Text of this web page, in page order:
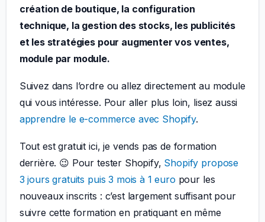
création de boutique, la configuration
technique, la gestion des stocks, les publicités
et les stratégies pour augmenter vos ventes,
module par module.
Suivez dans l’ordre ou allez directement au module
qui vous intéresse. Pour aller plus loin, lisez aussi
apprendre le e-commerce avec Shopify.
Tout est gratuit ici, je vends pas de formation
derrière. 😉 Pour tester Shopify, Shopify propose
3 jours gratuits puis 3 mois à 1 euro pour les
nouveaux inscrits : c’est largement suffisant pour
suivre cette formation en pratiquant en même